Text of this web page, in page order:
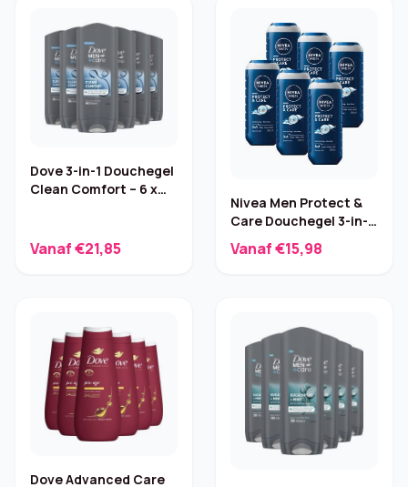
Dove 3-in-1 Douchegel
Clean Comfort – 6 x
Vanaf €21,85
Nivea Men Protect &
Care Douchegel 3-in-1
Vanaf €15,98
Dove Advanced Care